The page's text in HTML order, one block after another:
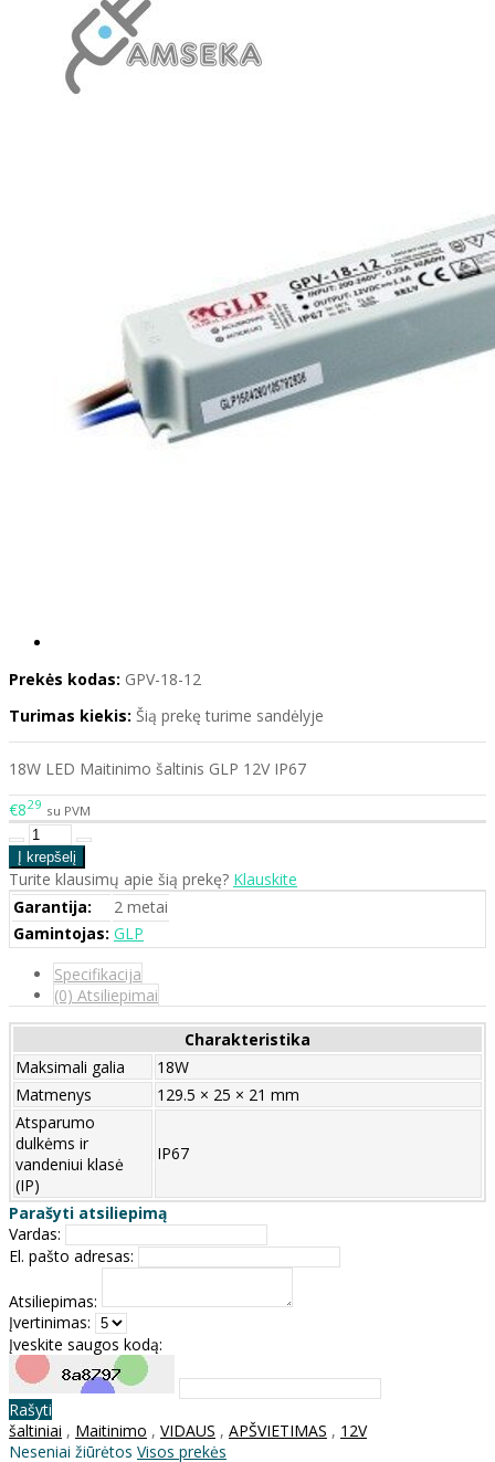
Prekės kodas: GPV-18-12
Turimas kiekis: Šią prekę turime sandėlyje
18W LED Maitinimo šaltinis GLP 12V IP67
€829 su PVM
Turite klausimų apie šią prekę? Klauskite
Garantija:
2 metai
Gamintojas: GLP
Specifikacija
(0) Atsiliepimai
Charakteristika
Maksimali galia
18W
Matmenys
129.5 × 25 × 21 mm
Atsparumo
dulkėms ir
vandeniui klasė
(IP)
IP67
Parašyti atsiliepimą
Vardas:
El. pašto adresas:
Atsiliepimas:
Įvertinimas:
Įveskite saugos kodą:
Rašyti
šaltiniai , Maitinimo , VIDAUS , APŠVIETIMAS , 12V
Neseniai žiūrėtos Visos prekės